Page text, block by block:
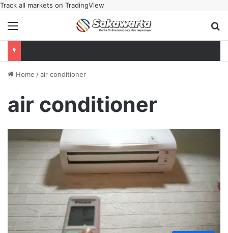
Track all markets on TradingView
Menu
Home /air conditioner
air conditioner